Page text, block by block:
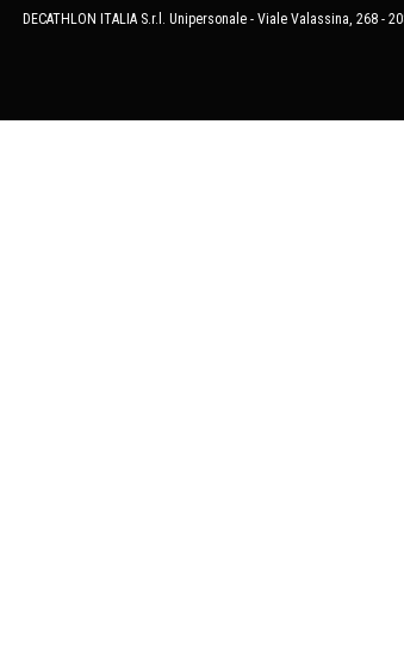
DECATHLON ITALIA S.r.l. Unipersonale - Viale Valassina, 268 -